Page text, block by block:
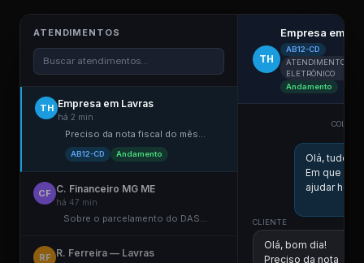
ATENDIMENTOS
Buscar atendimentos...
TH Empresa em Lavras
há 2 min
Preciso da nota fiscal do mês...
AB12-CD Andamento
CF C. Financeiro MG ME
há 47 min
Sobre o parcelamento do DAS...
RF R. Ferreira — Lavras
TH
Empresa em
AB12-CD
ATENDIMENTO
ELETRÔNICO
Andamento
Olá, tudo
Em que
ajudar hoje?
CLIENTE
Olá, bom dia!
Preciso da nota